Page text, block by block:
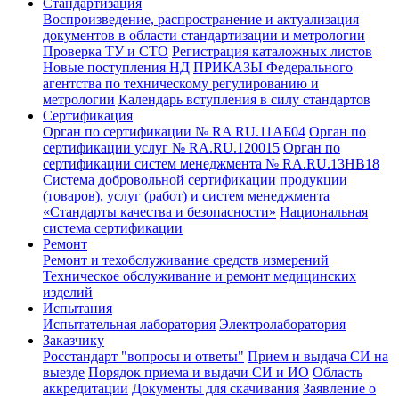
Стандартизация
Воспроизведение, распространение и актуализация
документов в области стандартизации и метрологии
Проверка ТУ и СТО Регистрация каталожных листов
Новые поступления НД ПРИКАЗЫ Федерального
агентства по техническому регулированию и
метрологии Календарь вступления в силу стандартов
Сертификация
Орган по сертификации № RA RU.11АБ04 Орган по
сертификации услуг № RA.RU.120015 Орган по
сертификации систем менеджмента № RA.RU.13HB18
Система добровольной сертификации продукции
(товаров), услуг (работ) и систем менеджмента
«Стандарты качества и безопасности» Национальная
система сертификации
Ремонт
Ремонт и техобслуживание средств измерений
Техническое обслуживание и ремонт медицинских
изделий
Испытания
Испытательная лаборатория Электролаборатория
Заказчику
Росстандарт "вопросы и ответы" Прием и выдача СИ на
выезде Порядок приема и выдачи СИ и ИО Область
аккредитации Документы для скачивания Заявление о